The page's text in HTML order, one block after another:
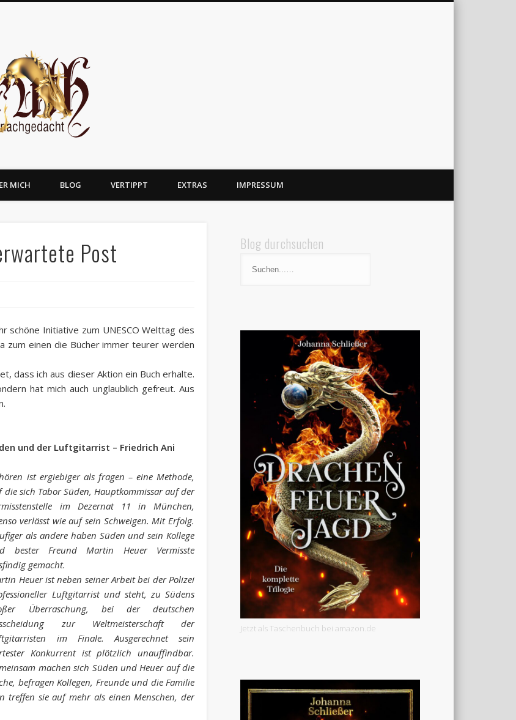
MICH BLOG VERTIPPT EXTRAS IMPRESSUM
Post
schöne Initiative zum UNESCO Welttag des
zum einen die Bücher immer teurer werden
dass ich aus dieser Aktion ein Buch erhalte.
hat mich auch unglaublich gefreut. Aus
und der Luftgitarrist – Friedrich Ani
ist ergiebiger als fragen – eine Methode,
die sich Tabor Süden, Hauptkommissar auf der
im Dezernat 11 in München,
verlässt wie auf sein Schweigen. Mit Erfolg.
als andere haben Süden und sein Kollege
bester Freund Martin Heuer Vermisste
gemacht.
Heuer ist neben seiner Arbeit bei der Polizei
Luftgitarrist und steht, zu Südens
Überraschung, bei der deutschen
zur Weltmeisterschaft der
im Finale. Ausgerechnet sein
Konkurrent ist plötzlich unauffindbar.
machen sich Süden und Heuer auf die
befragen Kollegen, Freunde und die Familie
treffen sie auf mehr als einen Menschen, der
Blog durchsuchen
Jetzt als Taschenbuch bei amazon.de